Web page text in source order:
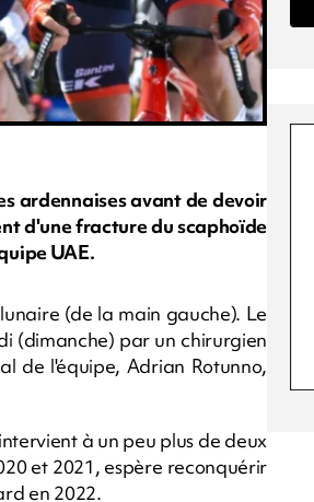
ardennaises avant de devoir
d'une fracture du scaphoïde
UAE.
(de la main gauche). Le
(dimanche) par un chirurgien
de l'équipe, Adrian Rotunno,
à un peu plus de deux
et 2021, espère reconquérir
en 2022.